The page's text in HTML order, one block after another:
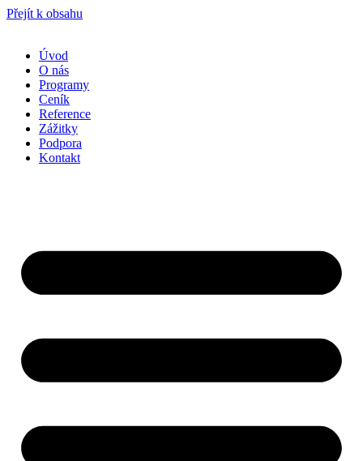
Přejít k obsahu
Úvod
O nás
Programy
Ceník
Reference
Zážitky
Podpora
Kontakt